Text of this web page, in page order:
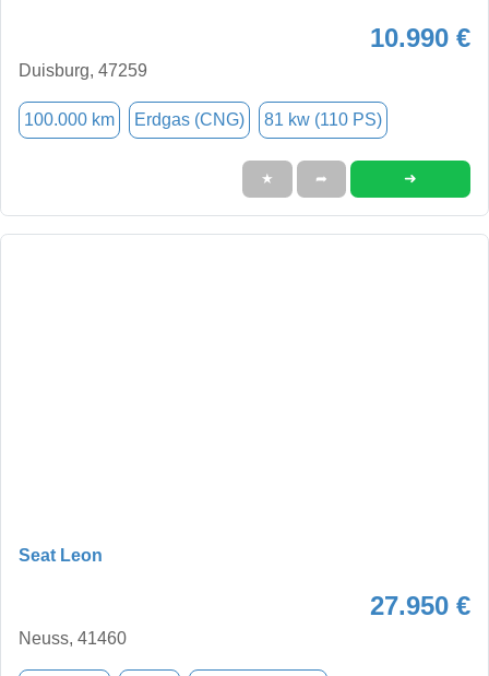
10.990 €
Duisburg, 47259
100.000 km Erdgas (CNG) 81 kw (110 PS)
★ ➦ ➜
Seat Leon
27.950 €
Neuss, 41460